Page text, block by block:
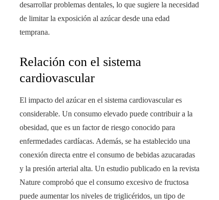
desarrollar problemas dentales, lo que sugiere la necesidad
de limitar la exposición al azúcar desde una edad
temprana.
Relación con el sistema
cardiovascular
El impacto del azúcar en el sistema cardiovascular es
considerable. Un consumo elevado puede contribuir a la
obesidad, que es un factor de riesgo conocido para
enfermedades cardíacas. Además, se ha establecido una
conexión directa entre el consumo de bebidas azucaradas
y la presión arterial alta. Un estudio publicado en la revista
Nature comprobó que el consumo excesivo de fructosa
puede aumentar los niveles de triglicéridos, un tipo de